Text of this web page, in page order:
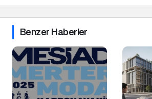
Benzer Haberler